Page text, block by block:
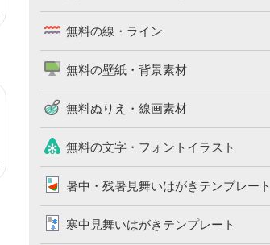
無料の線・ライン
無料の壁紙・背景素材
無料ぬりえ・線画素材
無料の文字・フォントイラスト
暑中・残暑見舞いはがきテンプレート
寒中見舞いはがきテンプレート